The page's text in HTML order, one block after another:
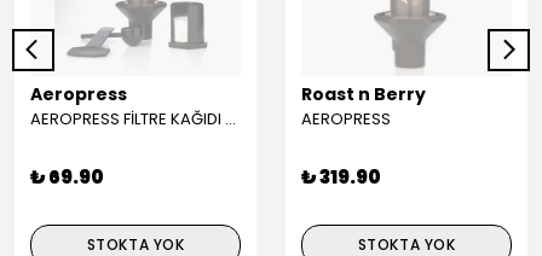
Aeropress
AEROPRESS FİLTRE KAĞIDI (350)
₺ 69.90
STOKTA YOK
Roast n Berry
AEROPRESS
₺ 319.90
STOKTA YOK